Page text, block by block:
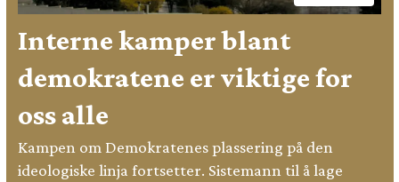
Interne kamper blant
demokratene er viktige for
oss alle
Kampen om Demokratenes plassering på den
ideologiske linja fortsetter. Sistemann til å lage